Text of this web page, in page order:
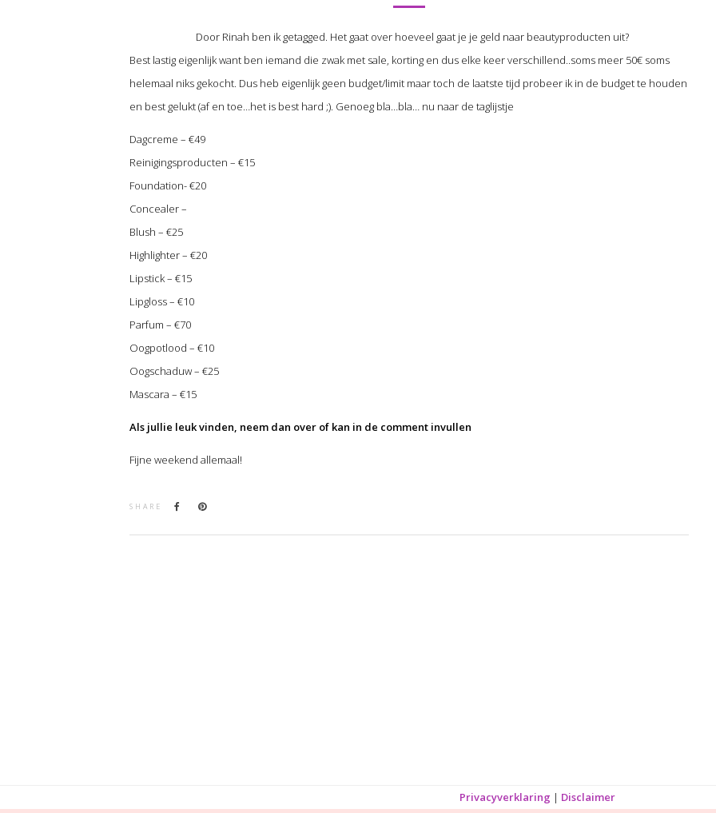
Door Rinah ben ik getagged. Het gaat over hoeveel gaat je je geld naar beautyproducten uit?
Best lastig eigenlijk want ben iemand die zwak met sale, korting en dus elke keer verschillend..soms meer 50€ soms
helemaal niks gekocht. Dus heb eigenlijk geen budget/limit maar toch de laatste tijd probeer ik in de budget te houden
en best gelukt (af en toe…het is best hard ;). Genoeg bla…bla… nu naar de taglijstje
Dagcreme – €49
Reinigingsproducten – €15
Foundation- €20
Concealer –
Blush – €25
Highlighter – €20
Lipstick – €15
Lipgloss – €10
Parfum – €70
Oogpotlood – €10
Oogschaduw – €25
Mascara – €15
Als jullie leuk vinden, neem dan over of kan in de comment invullen
Fijne weekend allemaal!
SHARE
Privacyverklaring | Disclaimer